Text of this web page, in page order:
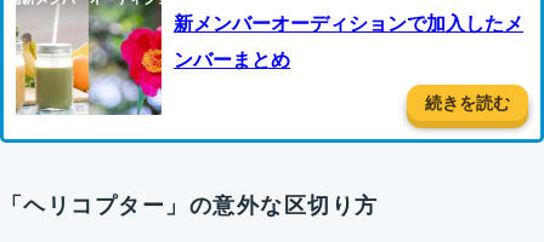
新メンバーオーディションで加入したメ
ンバーまとめ
続きを読む
「ヘリコプター」の意外な区切り方